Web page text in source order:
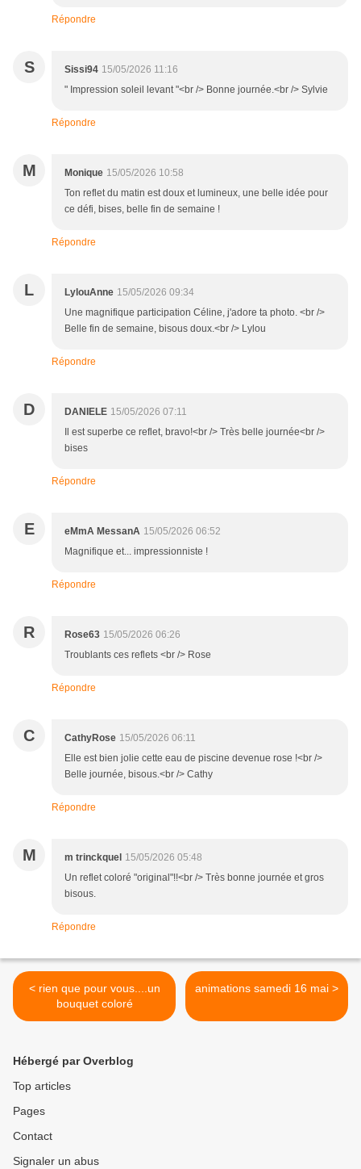
Répondre
S Sissi94 15/05/2026 11:16
" Impression soleil levant "<br /> Bonne journée.<br /> Sylvie
Répondre
M Monique 15/05/2026 10:58
Ton reflet du matin est doux et lumineux, une belle idée pour
ce défi, bises, belle fin de semaine !
Répondre
L LylouAnne 15/05/2026 09:34
Une magnifique participation Céline, j'adore ta photo. <br />
Belle fin de semaine, bisous doux.<br /> Lylou
Répondre
D DANIELE 15/05/2026 07:11
Il est superbe ce reflet, bravo!<br /> Très belle journée<br />
bises
Répondre
E eMmA MessanA 15/05/2026 06:52
Magnifique et... impressionniste !
Répondre
R Rose63 15/05/2026 06:26
Troublants ces reflets <br /> Rose
Répondre
C CathyRose 15/05/2026 06:11
Elle est bien jolie cette eau de piscine devenue rose !<br />
Belle journée, bisous.<br /> Cathy
Répondre
M m trinckquel 15/05/2026 05:48
Un reflet coloré "original"!!<br /> Très bonne journée et gros
bisous.
Répondre
< rien que pour vous....un
bouquet coloré
animations samedi 16 mai >
Hébergé par Overblog
Top articles
Pages
Contact
Signaler un abus